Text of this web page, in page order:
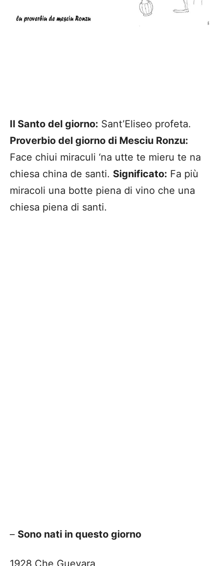
Il Santo del giorno: Sant’Eliseo profeta.
Proverbio del giorno di Mesciu Ronzu:
Face chiui miraculi ‘na utte te mieru te na
chiesa china de santi. Significato: Fa più
miracoli una botte piena di vino che una
chiesa piena di santi.
– Sono nati in questo giorno
1928 Che Guevara